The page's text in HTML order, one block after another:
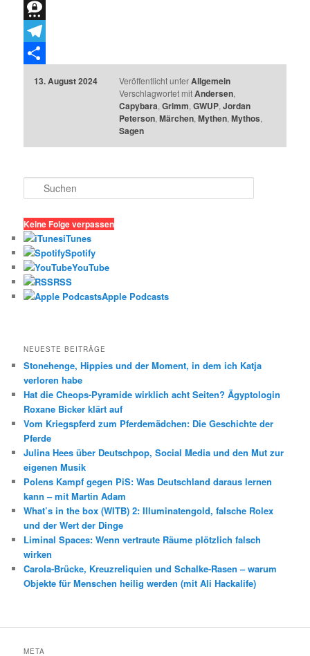
Bluesky
Threema
Telegram
Teilen
13. August 2024 Veröffentlicht unter Allgemein
Verschlagwortet mit Andersen,
Capybara, Grimm, GWUP, Jordan
Peterson, Märchen, Mythen, Mythos,
Sagen
u
h
e
n
Keine Folge verpassen
iTunes
Spotify
YouTube
RSS
Apple Podcasts
NEUESTE BEITRÄGE
Stonehenge, Hippies und der Moment, in dem ich Katja
verloren habe
Hat die Cheops-Pyramide wirklich acht Seiten? Ägyptologin
Roxane Bicker klärt auf
Vom Kriegspferd zum Pferdemädchen: Die Geschichte der
Pferde
Julina Hees über Deutschpop, Social Media und den Mut zur
eigenen Musik
Polens Kampf gegen PiS: Was Deutschland daraus lernen
kann – mit Martin Adam
What’s in the box (WITB) 2: Illuminatengold, falsche Rolex
und der Wert der Dinge
Liminal Spaces: Wenn vertraute Räume plötzlich falsch
wirken
Carola-Brücke, Kreuzreliquien und Schalke-Rasen – warum
Objekte für Menschen heilig werden (mit Ali Hackalife)
META